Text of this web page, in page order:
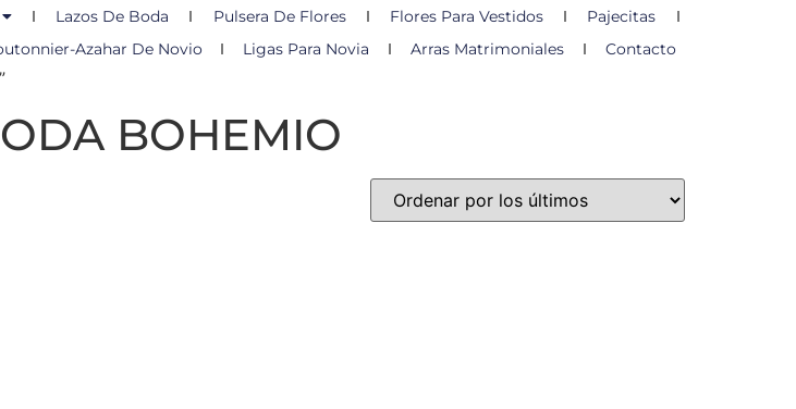
Lazos De Boda Pulsera De Flores Flores Para Vestidos
Pajecitas
Azahar De Novio Ligas Para Novia Arras Matrimoniales Contacto
BOHEMIO